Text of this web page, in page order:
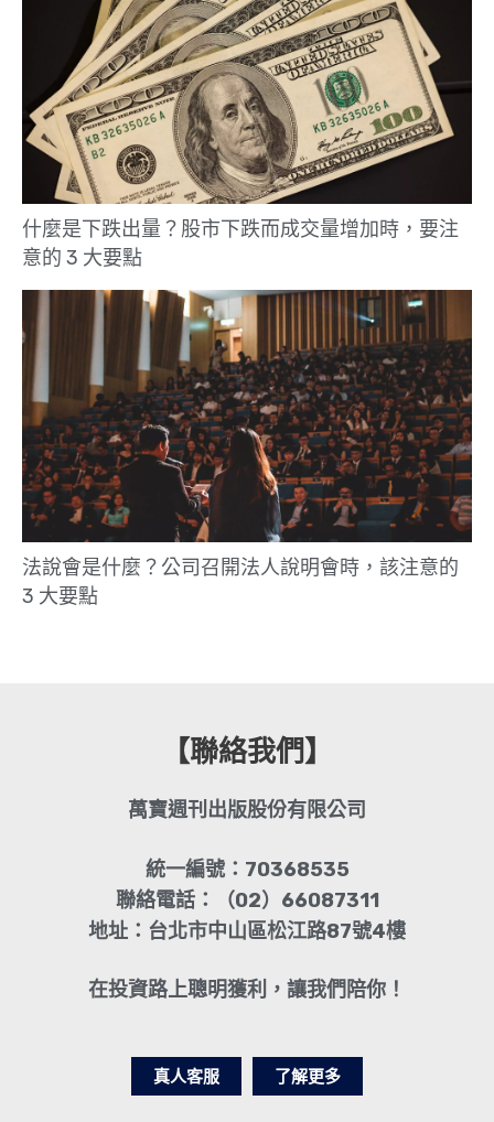
什麼是下跌出量？股市下跌而成交量增加時，要注
意的 3 大要點
法說會是什麼？公司召開法人說明會時，該注意的
3 大要點
【聯絡我們】
萬寶週刊出版股份有限公司
統一編號：70368535
聯絡電話：（02）66087311
地址：台北市中山區松江路87號4樓
在投資路上聰明獲利，讓我們陪你！
真人客服 了解更多